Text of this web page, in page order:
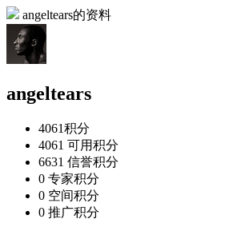
angeltears的资料
angeltears
4061积分
4061 可用积分
6631 信誉积分
0 专家积分
0 空间积分
0 推广积分